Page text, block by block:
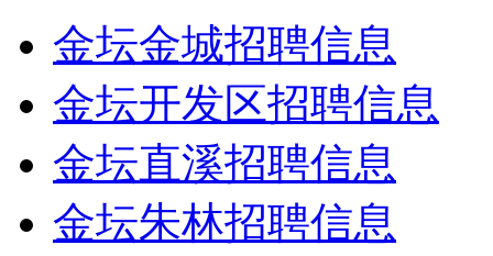
金坛金城招聘信息
金坛开发区招聘信息
金坛直溪招聘信息
金坛朱林招聘信息